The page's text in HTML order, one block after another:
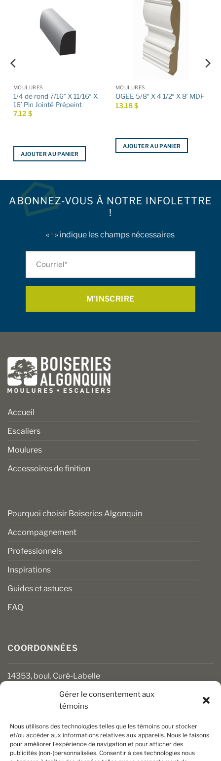
Gérer le consentement aux
témoins
Nous utilisons des technologies telles que les témoins pour stocker
et/ou accéder aux informations relatives aux appareils. Nous le faisons
pour améliorer l’expérience de navigation et pour afficher des
publicités (non-)personnalisées. Consentir à ces technologies nous
MOULURES
1/4 de rond 7/16″ X 11/16″ X
16′ Pin Jointé Prépeint
7,12 $
AJOUTER AU PANIER
MOULURES
OGEE 5/8″ X 4 1/2″ X 8′ MDF
13,18$
AJOUTER AU PANIER
ABONNEZ-VOUS À NOTRE INFOLETTRE
!
«* » indique les champs nécessaires
Accueil
Escaliers
Moulures
Accessoires de finition
Pourquoi choisir Boiseries Algonquin
Accompagnement
Professionnels
Inspirations
Guides et astuces
FAQ
COORDONNÉES
14353, boul. Curé-Labelle
clients@boiseriesalgonquin.com
HEURES D’OUVERTURE